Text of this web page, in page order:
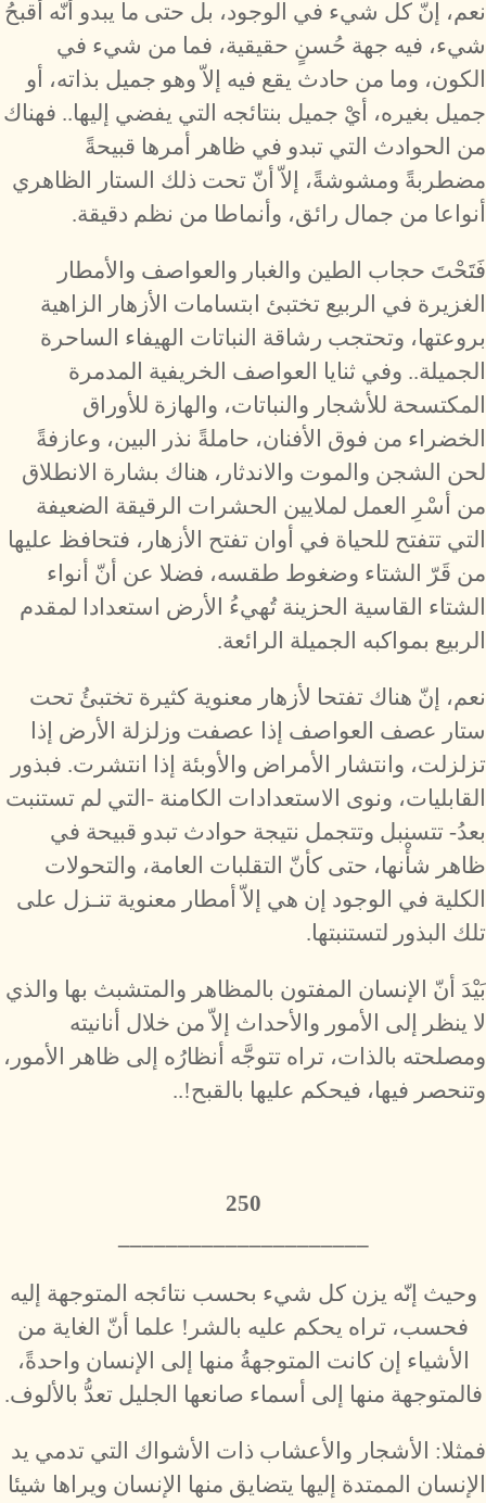
نعم، إنّ كل شيء في الوجود، بل حتى ما يبدو أنّه أقبحُ
شيء، فيه جهة حُسنٍ حقيقية، فما من شيء في
الكون، وما من حادث يقع فيه إلاّ وهو جميل بذاته، أو
جميل بغيره، أيْ جميل بنتائجه التي يفضي إليها.. فهناك
من الحوادث التي تبدو في ظاهر أمرها قبيحةً
مضطربةً ومشوشةً، إلاّ أنّ تحت ذلك الستار الظاهري
أنواعا من جمال رائق، وأنماطا من نظم دقيقة.
فَتَحْتَ حجاب الطين والغبار والعواصف والأمطار
الغزيرة في الربيع تختبئ ابتسامات الأزهار الزاهية
بروعتها، وتحتجب رشاقة النباتات الهيفاء الساحرة
الجميلة.. وفي ثنايا العواصف الخريفية المدمرة
المكتسحة للأشجار والنباتات، والهازة للأوراق
الخضراء من فوق الأفنان، حاملةً نذر البين، وعازفةً
لحن الشجن والموت والاندثار، هناك بشارة الانطلاق
من أسْرِ العمل لملايين الحشرات الرقيقة الضعيفة
التي تتفتح للحياة في أوان تفتح الأزهار، فتحافظ عليها
من قَرّ الشتاء وضغوط طقسه، فضلا عن أنّ أنواء
الشتاء القاسية الحزينة تُهيءُ الأرض استعدادا لمقدم
الربيع بمواكبه الجميلة الرائعة.
نعم، إنّ هناك تفتحا لأزهار معنوية كثيرة تختبئُ تحت
ستار عصف العواصف إذا عصفت وزلزلة الأرض إذا
تزلزلت، وانتشار الأمراض والأوبئة إذا انتشرت. فبذور
القابليات، ونوى الاستعدادات الكامنة -التي لم تستنبت
بعدُ- تتسنبل وتتجمل نتيجة حوادث تبدو قبيحة في
ظاهر شأْنها، حتى كأنّ التقلبات العامة، والتحولات
الكلية في الوجود إن هي إلاّ أمطار معنوية تنـزل على
تلك البذور لتستنبتها.
بَيْدَ أنّ الإنسان المفتون بالمظاهر والمتشبث بها والذي
لا ينظر إلى الأمور والأحداث إلاّ من خلال أنانيته
ومصلحته بالذات، تراه تتوجَّه أنظارُه إلى ظاهر الأمور،
وتنحصر فيها، فيحكم عليها بالقبح!..
250
وحيث إنّه يزن كل شيء بحسب نتائجه المتوجهة إليه
فحسب، تراه يحكم عليه بالشر! علما أنّ الغاية من
الأشياء إن كانت المتوجهةُ منها إلى الإنسان واحدةً،
فالمتوجهة منها إلى أسماء صانعها الجليل تعدُّ بالألوف.
فمثلا: الأشجار والأعشاب ذات الأشواك التي تدمي يد
الإنسان الممتدة إليها يتضايق منها الإنسان ويراها شيئا